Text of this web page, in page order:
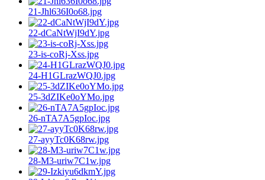
21-Jhl636I0o68.jpg
22-dCaNtWjI9dY.jpg
23-is-coRj-Xss.jpg
24-H1GLrazWQJ0.jpg
25-3dZIKe0oYMo.jpg
26-nTA7A5gpIoc.jpg
27-ayyTc0K68rw.jpg
28-M3-uriw7C1w.jpg